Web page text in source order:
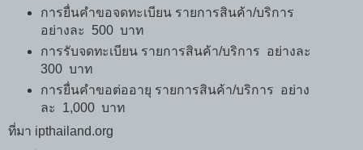
การยื่นคำขอจดทะเบียน รายการสินค้า/บริการ
อย่างละ 500 บาท
การรับจดทะเบียน รายการสินค้า/บริการ อย่างละ
300 บาท
การยื่นคำขอต่ออายุ รายการสินค้า/บริการ อย่าง
ละ 1,000 บาท
ที่มา ipthailand.org